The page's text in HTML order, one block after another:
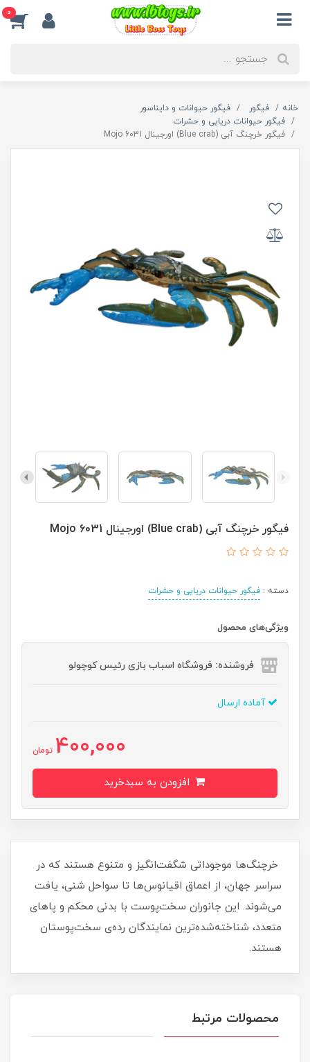
0
خانه فیگور
فیگور حیوانات و دایناسور
فیگور حیوانات دریایی و حشرات
فیگور خرچنگ آبی (Blue crab) اورجینال 6031 Mojo
فیگور خرچنگ آبی (Blue crab) اورجینال 6031 Mojo
دسته : فیگور حیوانات دریایی و حشرات
ویژگی‌های محصول
فروشنده: فروشگاه اسباب بازی رئیس کوچولو
آماده ارسال
400,000 تومان
خرچنگ‌ها موجوداتی شگفت‌انگیز و متنوع هستند که در
سراسر جهان، از اعماق اقیانوس‌ها تا سواحل شنی، یافت
می‌شوند. این جانوران سخت‌پوست با بدنی محکم و پاهای
متعدد، شناخته‌شده‌ترین نمایندگان رده‌ی سخت‌پوستان
هستند.
محصولات مرتبط